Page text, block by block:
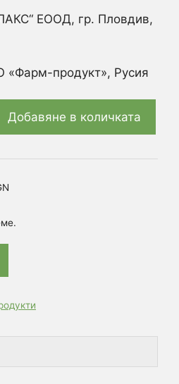
ЕООД, гр. Пловдив,
«Фарм-продукт», Русия
Добавяне в количката